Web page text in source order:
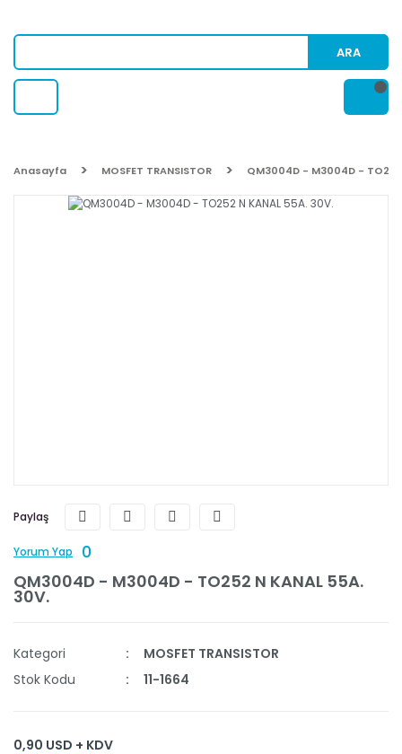
ARA
Anasayfa MOSFET TRANSISTOR QM3004D - M3004D - TO252
Paylaş
Yorum Yap
0
QM3004D - M3004D - TO252 N KANAL 55A.
30V.
Kategori
MOSFET TRANSISTOR
Stok Kodu
11-1664
0,90 USD + KDV